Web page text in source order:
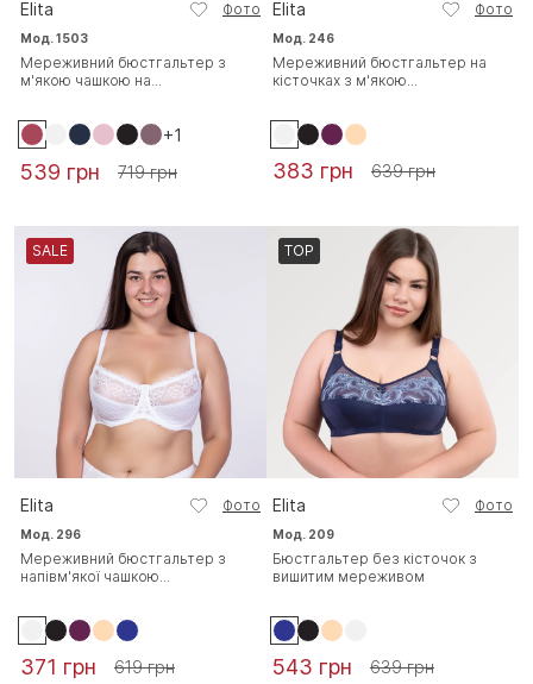
Elita Фото
Мод. 1503
Мереживний бюстгальтер з
м'якою чашкою на...
+1
539 грн 719 грн
Elita Фото
Мод. 246
Мереживний бюстгальтер на
кісточках з м'якою...
383 грн 639 грн
SALE
Elita Фото
Мод. 296
Мереживний бюстгальтер з
напівм'якої чашкою...
371 грн 619 грн
TOP
Elita Фото
Мод. 209
Бюстгальтер без кісточок з
вишитим мереживом
543 грн 639 грн